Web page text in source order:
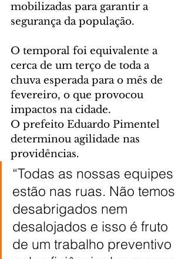
mobilizadas para garantir a
segurança da população.
O temporal foi equivalente a
cerca de um terço de toda a
chuva esperada para o mês de
fevereiro, o que provocou
impactos na cidade.
O prefeito Eduardo Pimentel
determinou agilidade nas
providências.
“Todas as nossas equipes
estão nas ruas. Não temos
desabrigados nem
desalojados e isso é fruto
de um trabalho preventivo